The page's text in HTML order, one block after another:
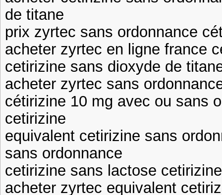
de titane
prix zyrtec sans ordonnance
acheter zyrtec en ligne france
cetirizine sans dioxyde de
acheter zyrtec sans
cétirizine 10 mg avec ou sans
cetirizine
equivalent cetirizine sans
sans ordonnance
cetirizine sans lactose
acheter zyrtec equivalent